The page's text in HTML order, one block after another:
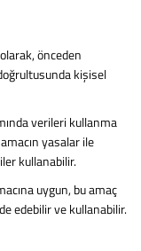
önceden
kişisel
verileri kullanma
yasalar ile
kullanabilir.
uygun, bu amaç
edebilir ve kullanabilir.